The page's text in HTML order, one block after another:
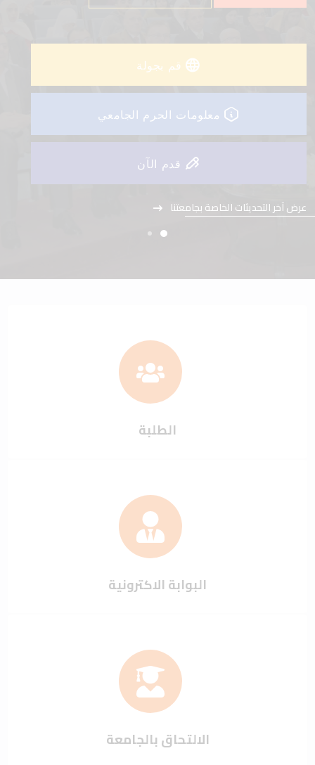
قم بجولة
معلومات الحرم الجامعي
قدم الآن
عرض آخر التحديثات الخاصة بجامعتنا
عرض آخر التحديثات الخاصة بجامعتنا
الطلبة
البوابة الاكترونية
الالتحاق بالجامعة